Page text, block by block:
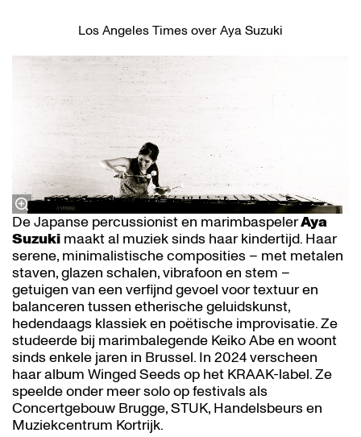
Los Angeles Times over Aya Suzuki
De Japanse percussionist en marimbaspelerAya
Suzuki maakt al muziek sinds haar kindertijd. Haar
serene, minimalistische composities – met metalen
staven, glazen schalen, vibrafoon en stem –
getuigen van een verfijnd gevoel voor textuur en
balanceren tussen etherische geluidskunst,
hedendaags klassiek en poëtische improvisatie. Ze
studeerde bij marimbalegende Keiko Abe en woont
sinds enkele jaren in Brussel. In 2024 verscheen
haar album Winged Seeds op het KRAAK-label. Ze
speelde onder meer solo op festivals als
Concertgebouw Brugge, STUK, Handelsbeurs en
Muziekcentrum Kortrijk.